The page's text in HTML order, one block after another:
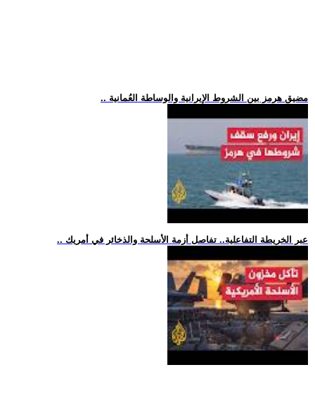
.. مضيق هرمز بين الشروط الإيرانية والوساطة العُمانية
.. عبر الخريطة التفاعلية.. تفاصل أزمة الأسلحة والذخائر في أمريك